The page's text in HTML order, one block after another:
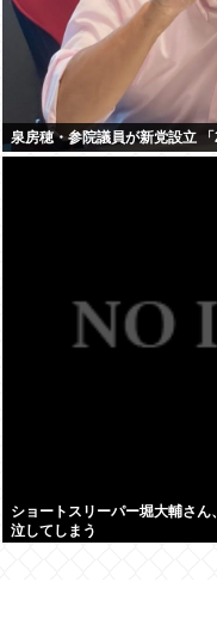
泉房穂・参院議員が新党設立 「
ショートスリーパー堀大輔さ
泣してしまう